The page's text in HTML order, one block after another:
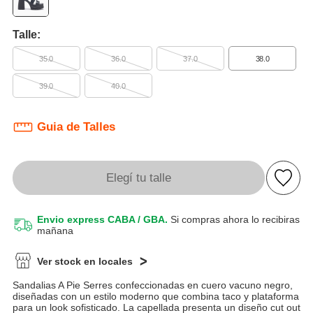
Talle:
35.0 36.0 37.0 38.0
39.0 40.0
Guia de Talles
Elegí tu talle
Envio express CABA / GBA. Si compras ahora lo recibiras
mañana
Ver stock en locales
Sandalias A Pie Serres confeccionadas en cuero vacuno negro,
diseñadas con un estilo moderno que combina taco y plataforma
para un look sofisticado. La capellada presenta un diseño cut out